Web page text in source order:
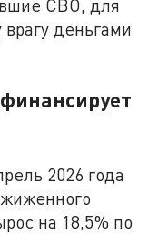
СВО, для
деньгами
2026 года
на 18,5% по